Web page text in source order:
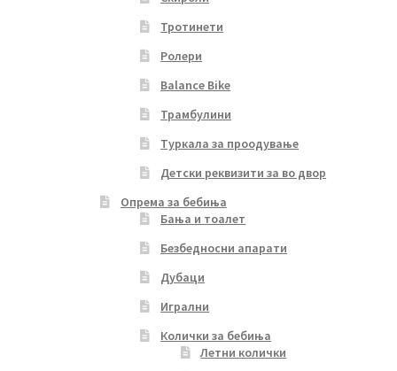
Тротинети
Ролери
Balance Bike
Трамбулини
Туркала за проодување
Детски реквизити за во двор
Опрема за бебиња
Бања и тоалет
Безбедносни апарати
Дубаци
Игрални
Колички за бебиња
Летни колички